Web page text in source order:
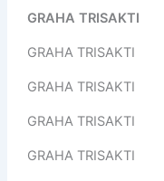
GRAHA TRISAKTI
GRAHA TRISAKTI
GRAHA TRISAKTI
GRAHA TRISAKTI
GRAHA TRISAKTI